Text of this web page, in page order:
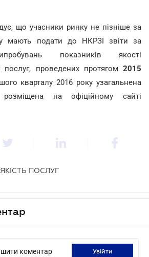
що учасники ринку не пізніше за
мають подати до НКРЗІ звіти за
показників якості
послуг, проведених протягом 2015
кварталу 2016 року узагальнена
на офіційному сайті
ЯКІСТЬ ПОСЛУГ
коментар увійти